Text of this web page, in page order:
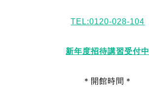
TEL:0120-028-104
新年度招待講習受付中
＊開館時間＊